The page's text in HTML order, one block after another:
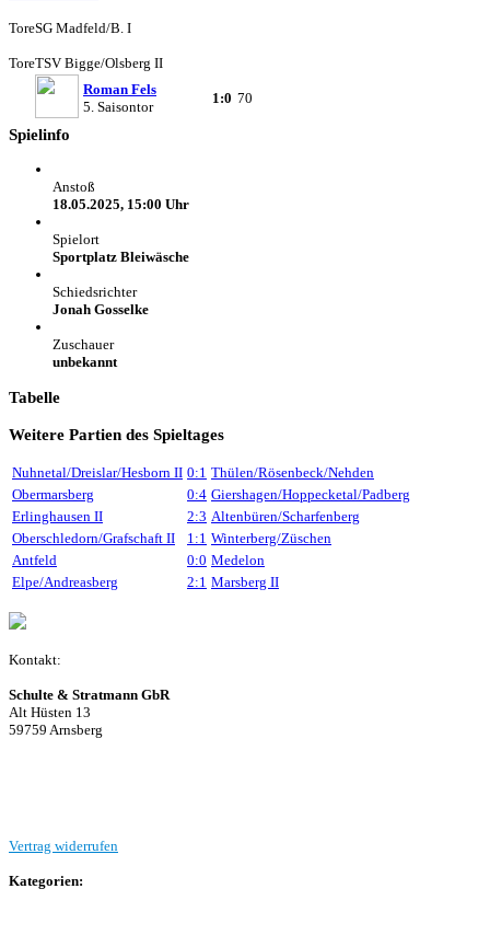
ToreSG Madfeld/B. I
ToreTSV Bigge/Olsberg II
Roman Fels
5. Saisontor
1:0 70
Spielinfo
Anstoß
18.05.2025, 15:00 Uhr
Spielort
Sportplatz Bleiwäsche
Schiedsrichter
Jonah Gosselke
Zuschauer
unbekannt
Tabelle
Weitere Partien des Spieltages
Nuhnetal/Dreislar/Hesborn II 0:1 Thülen/Rösenbeck/Nehden
Obermarsberg
0:4 Giershagen/Hoppecketal/Padberg
Erlinghausen II
2:3 Altenbüren/Scharfenberg
Oberschledorn/Grafschaft II
1:1 Winterberg/Züschen
Antfeld
0:0 Medelon
Elpe/Andreasberg
2:1 Marsberg II
Kontakt:
Schulte & Stratmann GbR
Alt Hüsten 13
59759 Arnsberg
Vertrag widerrufen
Kategorien: